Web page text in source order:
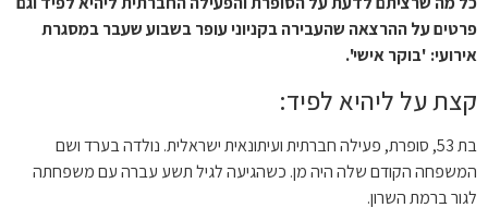
פרטים על ההרצאה שהעבירה בקניוני עופר בשבוע שעבר במסגרת
אירועי: 'בוקר אישי'.
קצת על ליהיא לפיד:
בת 53, סופרת, פעילה חברתית ועיתונאית ישראלית. נולדה בערד ושם
המשפחה הקודם שלה היה מן. כשהגיעה לגיל תשע עברה עם משפחתה
לגור ברמת השרון.